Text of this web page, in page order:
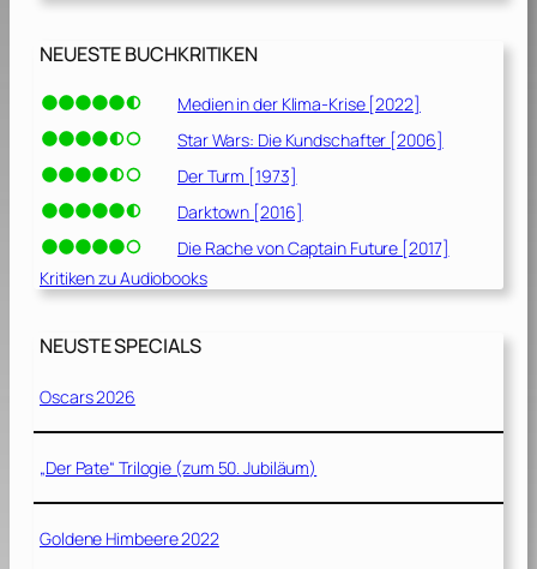
NEUESTE BUCHKRITIKEN
Medien in der Klima-Krise [2022]
Star Wars: Die Kundschafter [2006]
Der Turm [1973]
Darktown [2016]
Die Rache von Captain Future [2017]
Kritiken zu Audiobooks
NEUSTE SPECIALS
Oscars 2026
„Der Pate“ Trilogie (zum 50. Jubiläum)
Goldene Himbeere 2022